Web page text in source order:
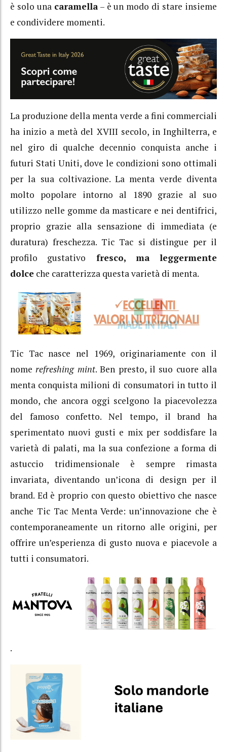
è solo una caramella– è un modo di stare insieme
e condividere momenti.
La produzione della menta verde a fini commerciali
ha inizio a metà del XVIII secolo, in Inghilterra, e
nel giro di qualche decennio conquista anche i
futuri Stati Uniti, dove le condizioni sono ottimali
per la sua coltivazione. La menta verde diventa
molto popolare intorno al 1890 grazie al suo
utilizzo nelle gomme da masticare e nei dentifrici,
proprio grazie alla sensazione di immediata (e
duratura) freschezza. Tic Tac si distingue per il
profilo gustativo fresco, ma leggermente
dolce che caratterizza questa varietà di menta.
Tic Tac nasce nel 1969, originariamente con il
nomerefreshing mint. Ben presto, il suo cuore alla
menta conquista milioni di consumatori in tutto il
mondo, che ancora oggi scelgono la piacevolezza
del famoso confetto. Nel tempo, il brand ha
sperimentato nuovi gusti e mix per soddisfare la
varietà di palati, ma la sua confezione a forma di
astuccio tridimensionale è sempre rimasta
invariata, diventando un’icona di design per il
brand. Ed è proprio con questo obiettivo che nasce
anche Tic Tac Menta Verde: un’innovazione che è
contemporaneamente un ritorno alle origini, per
offrire un’esperienza di gusto nuova e piacevole a
tutti i consumatori.
.